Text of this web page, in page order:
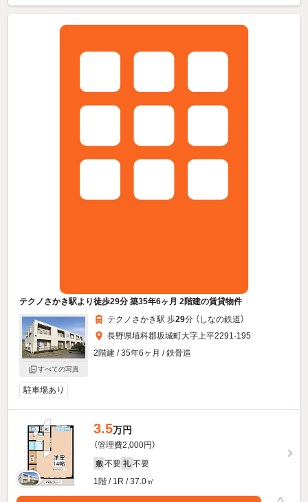
テクノさかき駅より徒歩29分 築35年6ヶ月 2階建の賃貸物件
すべての写真
テクノさかき駅 歩29分 （しなの鉄道）
長野県埴科郡坂城町大字上平2291-195
2階建 / 35年6ヶ月 / 鉄骨造
駐車場あり
3.5万円
（管理費2,000円）
敷 不要 礼 不要
1階 / 1R / 37.0㎡